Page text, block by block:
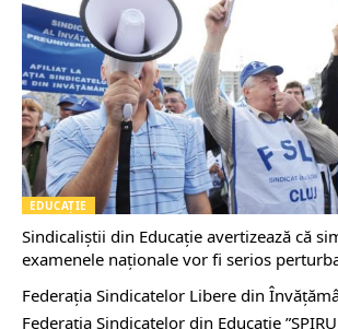
EDUCAŢIE
Sindicaliştii din Educaţie avertizează că
examenele naţionale vor fi serios
Federaţia Sindicatelor Libere din
Federaţia Sindicatelor din Educaţie